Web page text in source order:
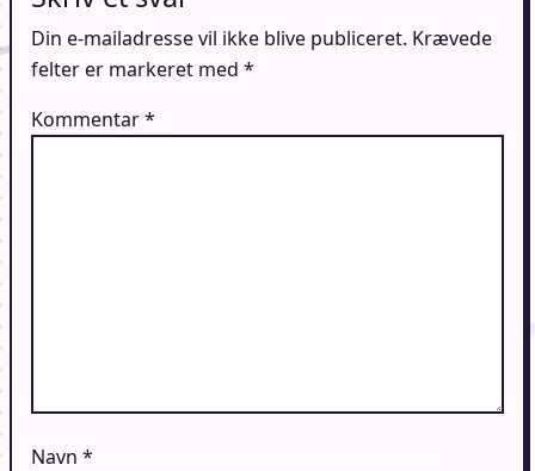
Din e-mailadresse vil ikke blive publiceret. Krævede
felter er markeret med *
Kommentar*
Navn *